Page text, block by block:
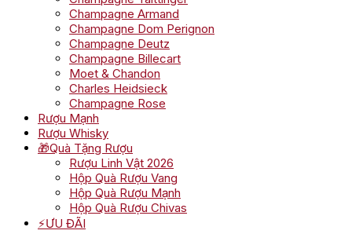
Champagne Armand
Champagne Dom Perignon
Champagne Deutz
Champagne Billecart
Moet & Chandon
Charles Heidsieck
Champagne Rose
Rượu Mạnh
Rượu Whisky
🎁Quà Tặng Rượu
Rượu Linh Vật 2026
Hộp Quà Rượu Vang
Hộp Quà Rượu Mạnh
Hộp Quà Rượu Chivas
⚡ƯU ĐÃI